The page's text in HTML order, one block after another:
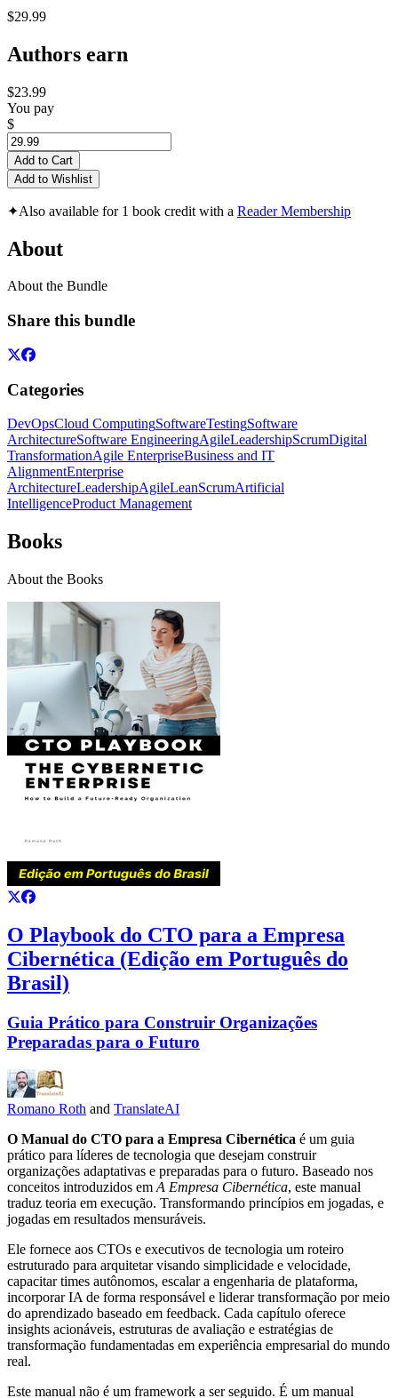
$29.99
Authors earn
$23.99
You pay
$
Add to Cart
Add to Wishlist
✦Also available for 1 book credit with a Reader Membership
About
About the Bundle
Share this bundle
Categories
DevOpsCloud ComputingSoftwareTestingSoftware
ArchitectureSoftware EngineeringAgileLeadershipScrumDigital
TransformationAgile EnterpriseBusiness and IT
AlignmentEnterprise
ArchitectureLeadershipAgileLeanScrumArtificial
IntelligenceProduct Management
Books
About the Books
O Playbook do CTO para a Empresa
Cibernética (Edição em Português do
Brasil)
Guia Prático para Construir Organizações
Preparadas para o Futuro
Romano Roth and TranslateAI
O Manual do CTO para a Empresa Cibernética é um guia
prático para líderes de tecnologia que desejam construir
organizações adaptativas e preparadas para o futuro. Baseado nos
conceitos introduzidos em A Empresa Cibernética, este manual
traduz teoria em execução. Transformando princípios em jogadas, e
jogadas em resultados mensuráveis.
Ele fornece aos CTOs e executivos de tecnologia um roteiro
estruturado para arquitetar visando simplicidade e velocidade,
capacitar times autônomos, escalar a engenharia de plataforma,
incorporar IA de forma responsável e liderar transformação por meio
do aprendizado baseado em feedback. Cada capítulo oferece
insights acionáveis, estruturas de avaliação e estratégias de
transformação fundamentadas em experiência empresarial do mundo
real.
Este manual não é um framework a ser seguido. É um manual